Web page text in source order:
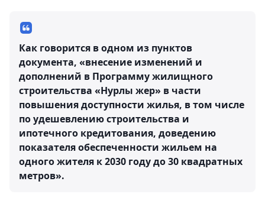
Как говорится в одном из пунктов
документа, «внесение изменений и
дополнений в Программу жилищного
строительства «Нурлы жер» в части
повышения доступности жилья, в том числе
по удешевлению строительства и
ипотечного кредитования, доведению
показателя обеспеченности жильем на
одного жителя к 2030 году до 30 квадратных
метров».